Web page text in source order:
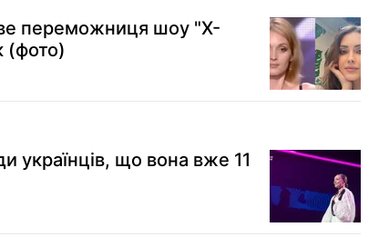
переможниця шоу "Х-
(фото)
українців, що вона вже 11